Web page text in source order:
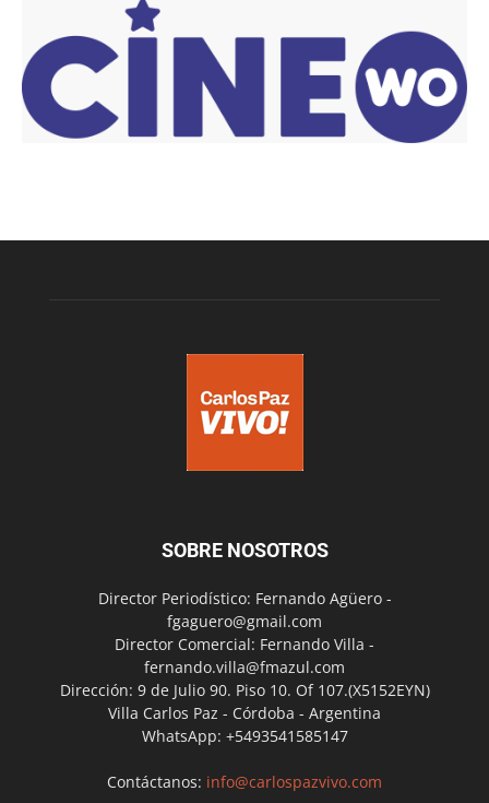
SOBRE NOSOTROS
Director Periodístico: Fernando Agüero -
fgaguero@gmail.com
Director Comercial: Fernando Villa -
fernando.villa@fmazul.com
Dirección: 9 de Julio 90. Piso 10. Of 107.(X5152EYN)
Villa Carlos Paz - Córdoba - Argentina
WhatsApp: +5493541585147
Contáctanos: info@carlospazvivo.com